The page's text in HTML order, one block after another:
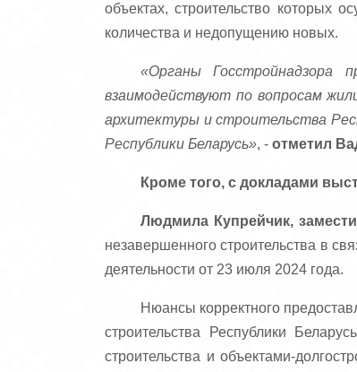
объектах, строительство которых
количества и недопущению новых.
«Органы
взаимодействуют по вопросам
архитектуры и строительства
Республики Беларусь», - отметил
Кроме того, с докладами
Людмила Купрейчик,
незавершенного строительства в
деятельности от 23 июля 2024 года.
Нюансы корректного
строительства Республики
строительства и объектами-